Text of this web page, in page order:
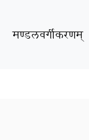
मण्डलवर्गीकरणम्